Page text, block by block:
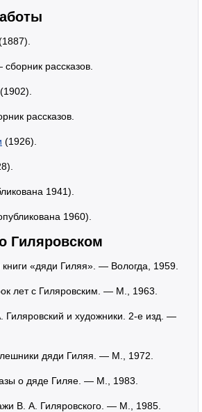
рассказов.
рассказов.
(1926).
1941).
1960).
Гиляровском
«дяди Гиляя». — Вологда, 1959.
лет с Гиляровским. — М., 1963.
Гиляровский и художники. 2-е изд. —
дяди Гиляя. — М., 1972.
о дяде Гиляе. — М., 1983.
В. А. Гиляровского. — М., 1985.